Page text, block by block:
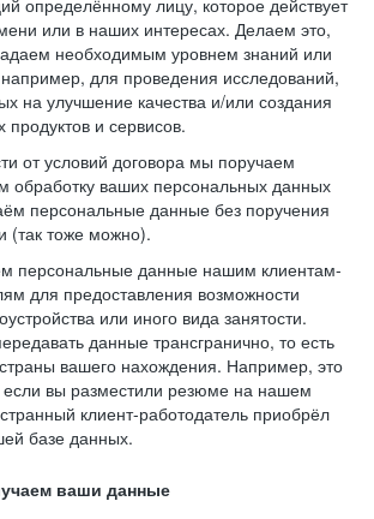
определённому лицу, которое действует
или в наших интересах. Делаем это,
необходимым уровнем знаний или
для проведения исследований,
на улучшение качества и/или создания
и сервисов.
от условий договора мы поручаем
обработку ваших персональных данных
персональные данные без поручения
(так тоже можно).
персональные данные нашим клиентам-
для предоставления возможности
или иного вида занятости.
данные трансгранично, то есть
вашего нахождения. Например, это
если вы разместили резюме на нашем
клиент-работодатель приобрёл
базе данных.
ваши данные